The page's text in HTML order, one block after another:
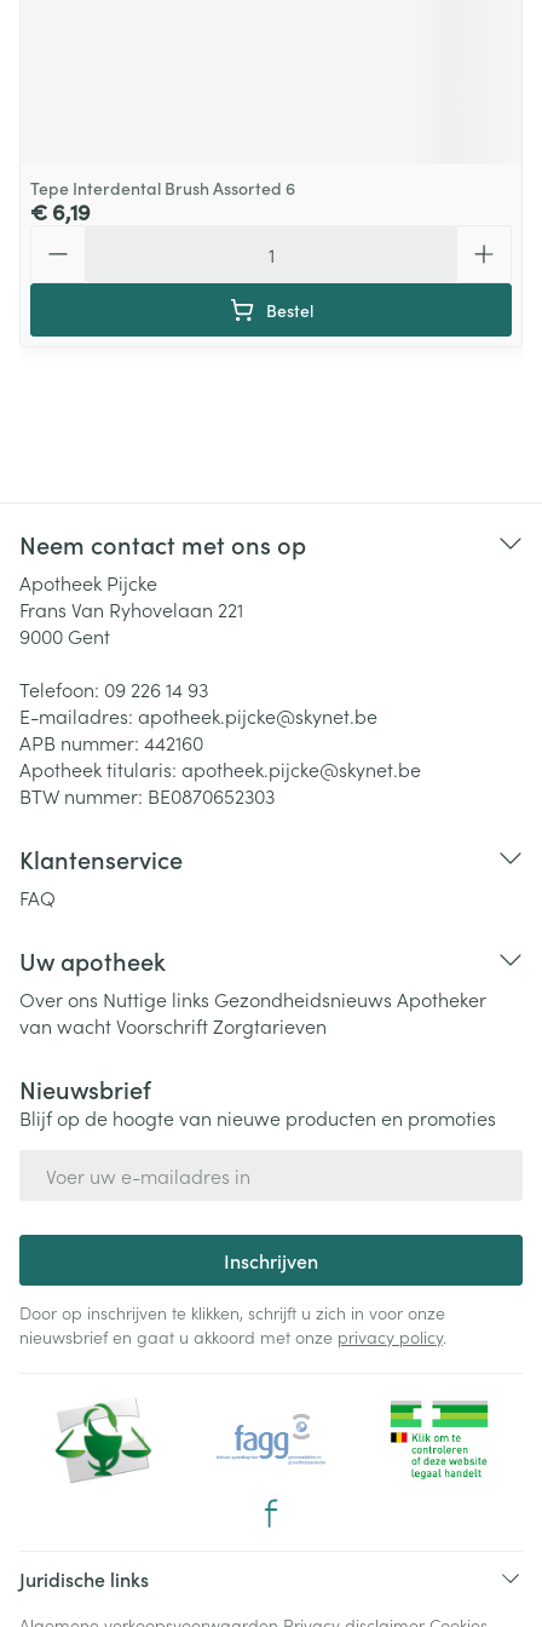
Tepe Interdental Brush Assorted 6
€ 6,19
Bestel
Neem contact met ons op
Apotheek Pijcke
Frans Van Ryhovelaan 221
9000 Gent
Telefoon: 09 226 14 93
E-mailadres: apotheek.pijcke@skynet.be
APB nummer: 442160
Apotheek titularis: apotheek.pijcke@skynet.be
BTW nummer: BE0870652303
Klantenservice
FAQ
Uw apotheek
Over ons Nuttige links Gezondheidsnieuws Apotheker
van wachtVoorschriftZorgtarieven
Nieuwsbrief
Blijf op de hoogte van nieuwe producten en promoties
Inschrijven
Door op inschrijven te klikken, schrijft u zich in voor onze
nieuwsbrief en gaat u akkoord met onze privacy policy.
Juridische links